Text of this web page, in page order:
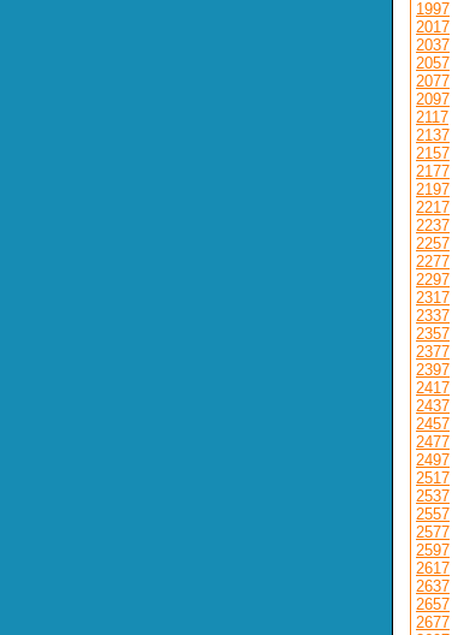
1997
2017
2037
2057
2077
2097
2117
2137
2157
2177
2197
2217
2237
2257
2277
2297
2317
2337
2357
2377
2397
2417
2437
2457
2477
2497
2517
2537
2557
2577
2597
2617
2637
2657
2677